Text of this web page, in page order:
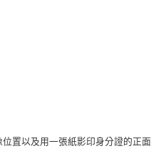
置以及用一張紙影印身分證的正面